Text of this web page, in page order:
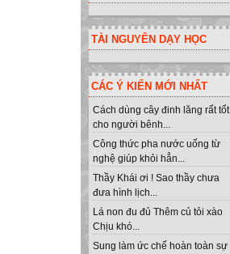
TÀI NGUYÊN DẠY HỌC
CÁC Ý KIẾN MỚI NHẤT
Cách dùng cây đinh lăng rất tốt
cho người bênh...
Công thức pha nước uống từ
nghệ giúp khỏi hẳn...
Thầy Khái ơi ! Sao thầy chưa
đưa hình lịch...
Lá non đu đủ Thêm củ tỏi xào
Chịu khó...
Sung làm ức chế hoàn toàn sự